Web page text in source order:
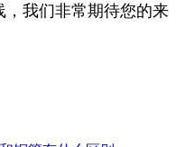
，我们非常期待您的来